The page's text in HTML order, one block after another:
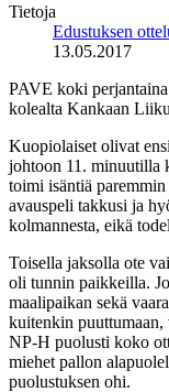
Tietoja
Edustuksen
13.05.2017
PAVE koki
kolealta Kankaan
Kuopiolaiset olivat
johtoon 11. minuutilla
toimi isäntiä
avauspeli takkusi ja
kolmannesta, eikä
Toisella jaksolla ote
oli tunnin paikkeilla.
maalipaikan sekä
kuitenkin puuttumaan,
NP-H puolusti koko
miehet pallon
puolustuksen ohi.